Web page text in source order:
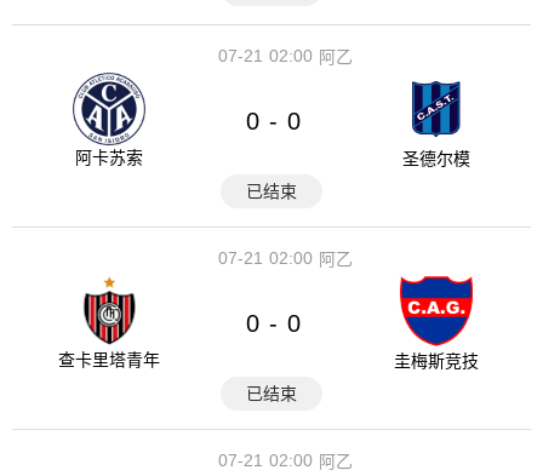
02:00
07-21 阿乙
阿卡苏索
0 - 0
圣德尔模
已结束
02:00
07-21 阿乙
查卡里塔青年
0 - 0
圭梅斯竞技
已结束
02:00
07-21 阿乙